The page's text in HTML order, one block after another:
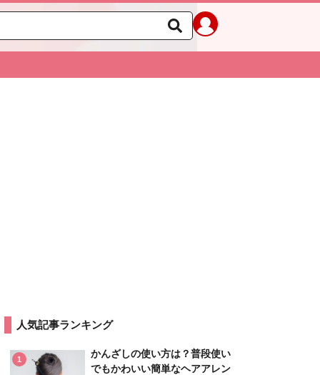
人気記事ランキング
1
かんざしの使い方は？普段使い
でもかわいい簡単なヘアアレン